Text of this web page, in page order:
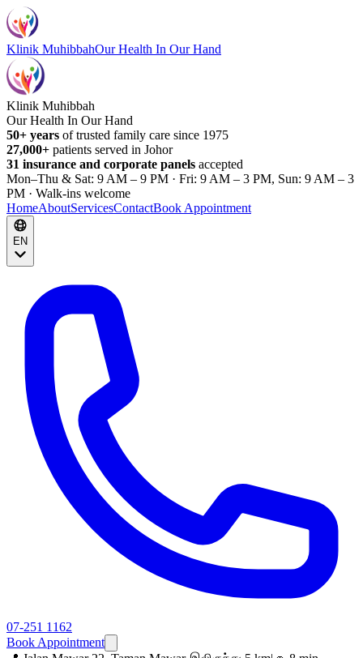
Klinik MuhibbahOur Health In Our Hand
Klinik Muhibbah
Our Health In Our Hand
50+ years of trusted family care since 1975
27,000+ patients served in Johor
31 insurance and corporate panels accepted
Mon–Thu & Sat: 9 AM – 9 PM · Fri: 9 AM – 3 PM, Sun: 9 AM – 3
PM · Walk-ins welcome
HomeAboutServicesContactBook Appointment
EN
07-251 1162
Book Appointment